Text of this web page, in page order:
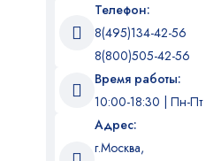
Телефон:
8(495)134-42-56
8(800)505-42-56
Время работы:
10:00-18:30 | Пн-Пт
Адрес:
г.Москва,